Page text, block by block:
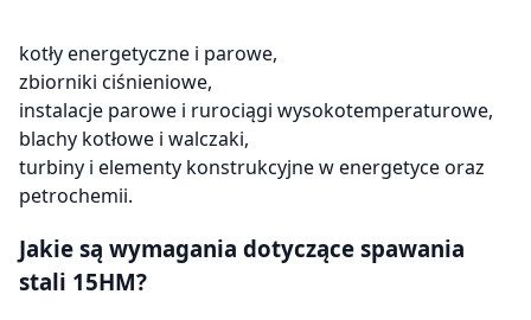
kotły energetyczne i parowe,
zbiorniki ciśnieniowe,
instalacje parowe i rurociągi wysokotemperaturowe,
blachy kotłowe i walczaki,
turbiny i elementy konstrukcyjne w energetyce oraz
petrochemii.
Jakie są wymagania dotyczące spawania
stali 15HM?